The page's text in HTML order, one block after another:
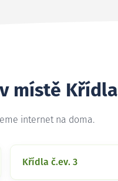
místě Křídla
internet na doma.
Křídla č.ev. 3